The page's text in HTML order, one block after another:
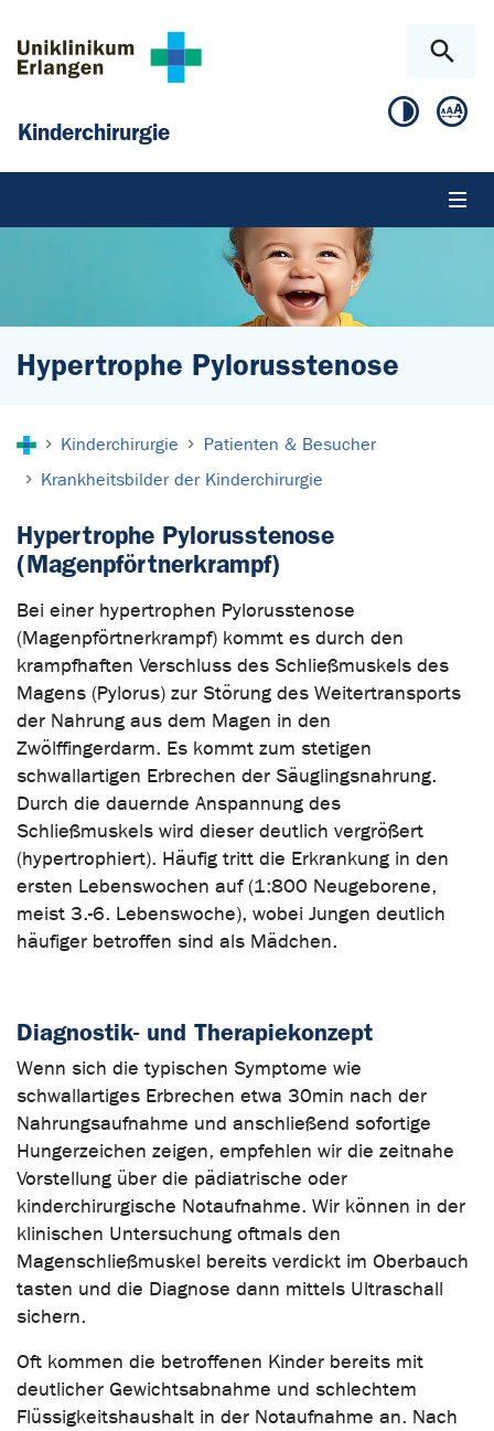
Kinderchirurgie
Hypertrophe Pylorusstenose
Kinderchirurgie
Patienten & Besucher
Krankheitsbilder der Kinderchirurgie
Hypertrophe Pylorusstenose
(Magenpförtnerkrampf)
Bei einer hypertrophen Pylorusstenose
(Magenpförtnerkrampf) kommt es durch den
krampfhaften Verschluss des Schließmuskels des
Magens (Pylorus) zur Störung des Weitertransports
der Nahrung aus dem Magen in den
Zwölffingerdarm. Es kommt zum stetigen
schwallartigen Erbrechen der Säuglingsnahrung.
Durch die dauernde Anspannung des
Schließmuskels wird dieser deutlich vergrößert
(hypertrophiert). Häufig tritt die Erkrankung in den
ersten Lebenswochen auf (1:800 Neugeborene,
meist 3.-6. Lebenswoche), wobei Jungen deutlich
häufiger betroffen sind als Mädchen.
Diagnostik- und Therapiekonzept
Wenn sich die typischen Symptome wie
schwallartiges Erbrechen etwa 30min nach der
Nahrungsaufnahme und anschließend sofortige
Hungerzeichen zeigen, empfehlen wir die zeitnahe
Vorstellung über die pädiatrische oder
kinderchirurgische Notaufnahme. Wir können in der
klinischen Untersuchung oftmals den
Magenschließmuskel bereits verdickt im Oberbauch
tasten und die Diagnose dann mittels Ultraschall
sichern.
Oft kommen die betroffenen Kinder bereits mit
deutlicher Gewichtsabnahme und schlechtem
Flüssigkeitshaushalt in der Notaufnahme an. Nach